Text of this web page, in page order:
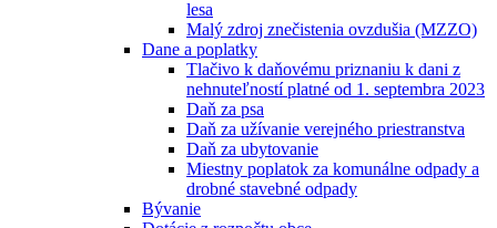
lesa
Malý zdroj znečistenia ovzdušia (MZZO)
Dane a poplatky
Tlačivo k daňovému priznaniu k dani z
nehnuteľností platné od 1. septembra 2023
Daň za psa
Daň za užívanie verejného priestranstva
Daň za ubytovanie
Miestny poplatok za komunálne odpady a
drobné stavebné odpady
Bývanie